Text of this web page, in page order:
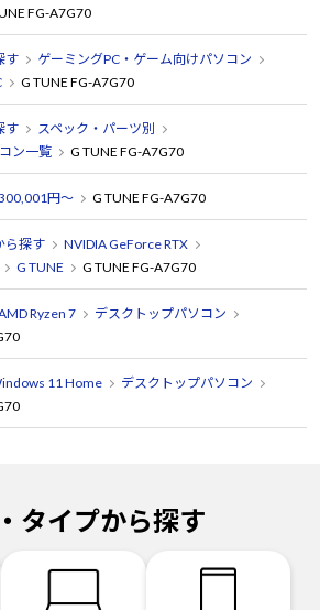
FG-A7G70
す
ゲーミングPC・ゲーム向けパソコン
G TUNE FG-A7G70
す
スペック・パーツ別
ン一覧
G TUNE FG-A7G70
円～ G TUNE FG-A7G70
ら探す
NVIDIA GeForce RTX
G TUNE G TUNE FG-A7G70
Ryzen 7
デスクトップパソコン
11 Home
デスクトップパソコン
タイプから探す